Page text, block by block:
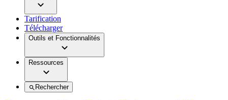
Tarification
Télécharger
Outils et Fonctionnalités
Ressources
Rechercher